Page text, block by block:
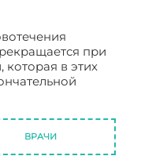
при
в этих
ВРАЧИ